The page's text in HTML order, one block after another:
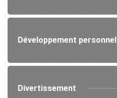
Développement personnel
Divertissement